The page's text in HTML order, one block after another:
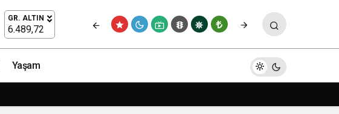
GR. ALTIN
6.489,72
Yaşam
Yorum Yap